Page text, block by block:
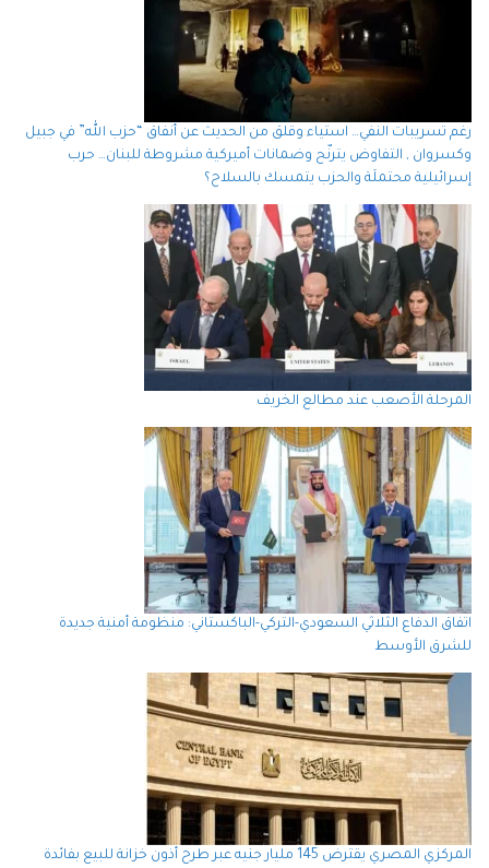
رغم تسريبات النفي… استياء وقلق من الحديث عن أنفاق “حزب الله” في جبيل
وكسروان , التفاوض يترنّح وضمانات أميركية مشروطة للبنان… حرب
إسرائيلية محتملَة والحزب يتمسك بالسلاح؟
المرحلة الأصعب عند مطالع الخريف
اتفاق الدفاع الثلاثي السعودي-التركي-الباكستاني: منظومة أمنية جديدة
للشرق الأوسط
المركزي المصري يقترض 145 مليار جنيه عبر طرح أذون خزانة للبيع بفائدة